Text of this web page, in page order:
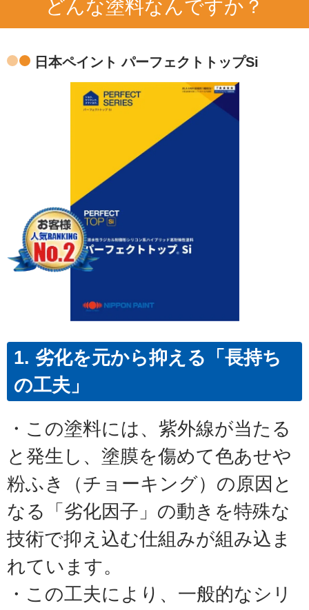
どんな塗料なんですか？
日本ペイント パーフェクトトップSi
1. 劣化を元から抑える「長持ち
の工夫」
・この塗料には、紫外線が当たる
と発生し、塗膜を傷めて色あせや
粉ふき（チョーキング）の原因と
なる「劣化因子」の動きを特殊な
技術で抑え込む仕組みが組み込ま
れています。
・この工夫により、一般的なシリ